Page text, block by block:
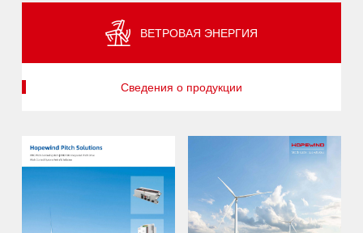
ВЕТРОВАЯ ЭНЕРГИЯ
Сведения о продукции